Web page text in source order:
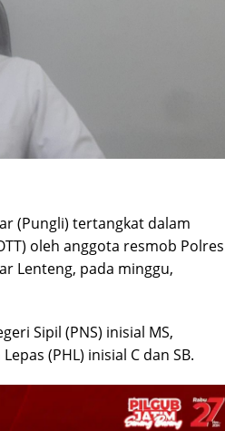
(Pungli) tertangkat dalam
oleh anggota resmob Polres
Lenteng, pada minggu,
Sipil (PNS) inisial MS,
(PHL) inisial C dan SB.